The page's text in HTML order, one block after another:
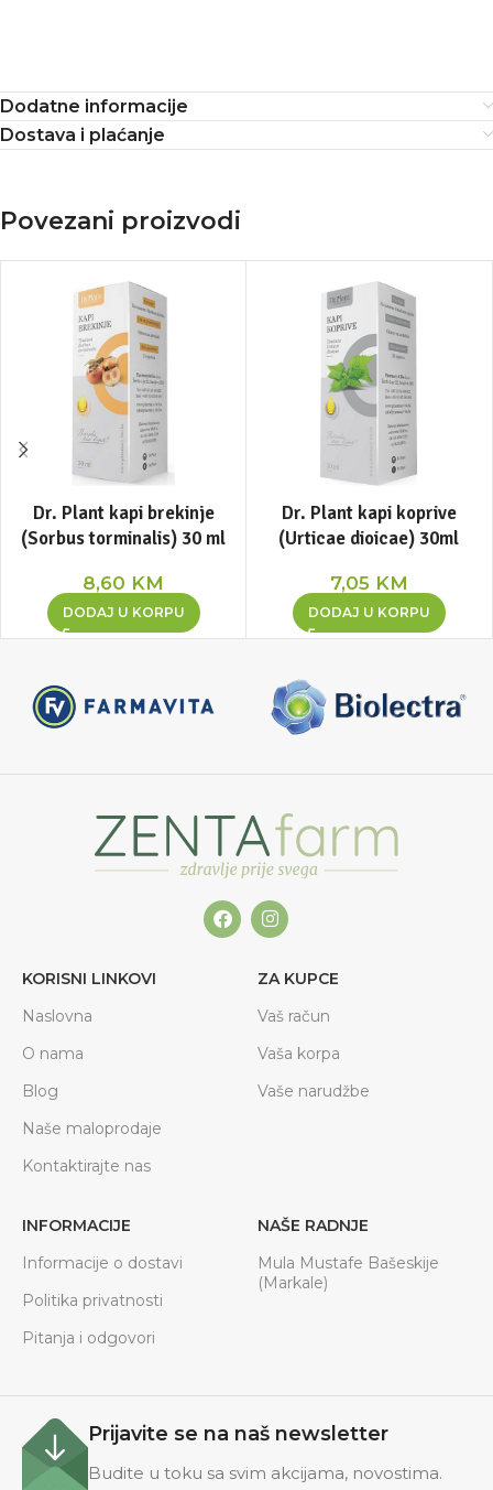
Dodatne informacije
Dostava i plaćanje
Povezani proizvodi
Dr. Plant kapi brekinje
(Sorbus torminalis) 30 ml
8,60 KM
DODAJ U KORPU
Dr. Plant kapi koprive
(Urticae dioicae) 30ml
7,05 KM
DODAJ U KORPU
KORISNI LINKOVI
Naslovna
O nama
Blog
Naše maloprodaje
Kontaktirajte nas
ZA KUPCE
Vaš račun
Vaša korpa
Vaše narudžbe
INFORMACIJE
Informacije o dostavi
Politika privatnosti
Pitanja i odgovori
NAŠE RADNJE
Mula Mustafe Bašeskije
(Markale)
Prijavite se na naš newsletter
Budite u toku sa svim akcijama, novostima.